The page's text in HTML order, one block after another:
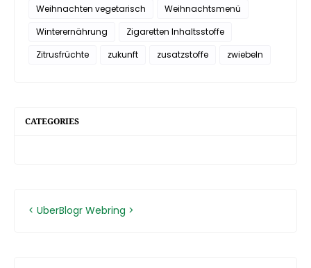
Weihnachten vegetarisch
Weihnachtsmenü
Winterernährung
Zigaretten Inhaltsstoffe
Zitrusfrüchte
zukunft zusatzstoffe zwiebeln
CATEGORIES
< UberBlogr Webring >